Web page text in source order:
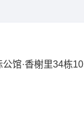
馆·香榭里34栋